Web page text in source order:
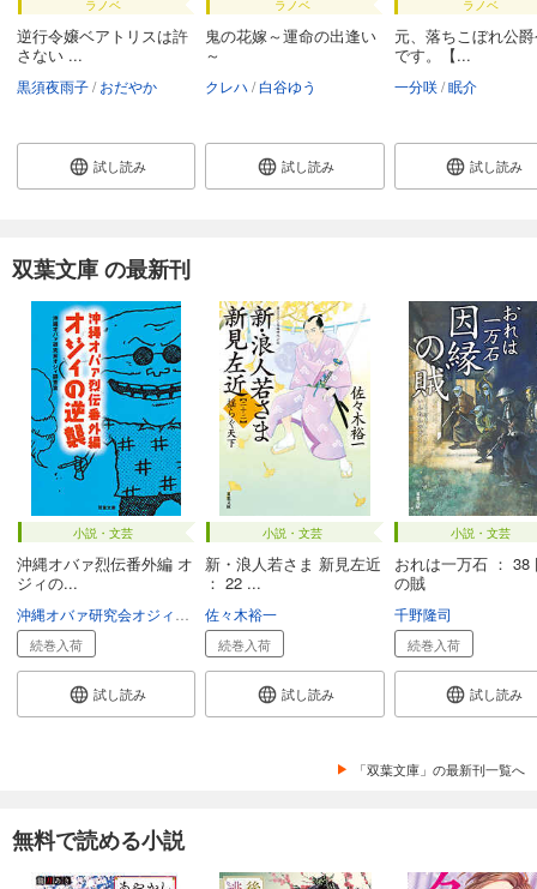
ラノベ
逆行令嬢ベアトリスは許
さない ...
黒須夜雨子 おだやか
試し読み
ラノベ
鬼の花嫁～運命の出逢い
～
クレハ 白谷ゆう
試し読み
ラノベ
元、落ちこぼれ公
です。【...
一分咲 眠介
試し読み
双葉文庫 の最新刊
小説・文芸
沖縄オバァ烈伝番外編 オ
ジィの...
続巻入荷
試し読み
小説・文芸
新・浪人若さま 新見左近
： 22 ...
佐々木裕一
続巻入荷
試し読み
小説・文芸
おれは一万石 ： 38
の賊
千野隆司
続巻入荷
試し読み
「双葉文庫」の最新刊一覧へ
無料で読める小説